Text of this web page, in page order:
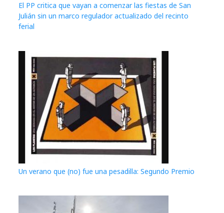
El PP critica que vayan a comenzar las fiestas de San
Julián sin un marco regulador actualizado del recinto
ferial
Un verano que (no) fue una pesadilla: Segundo Premio